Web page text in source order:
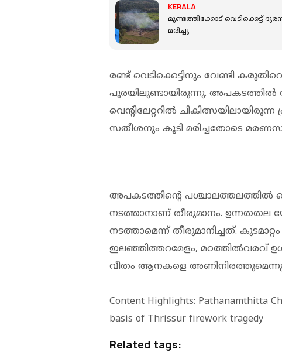
KERALA
മുണ്ടത്തിക്കോട് വെടിക്കെട്ട്
മരിച്ചു
രണ്ട് വെടിക്കെട്ടിനും വേണ്ടി
പുരയിലുണ്ടായിരുന്നു. അപകടത്തില്‍
വെന്റിലേറ്ററില്‍
സതീശനും കൂടി മരിച്ചതോടെ
അപകടത്തിന്റെ പശ്ചാലത്തലത്തില്‍
നടത്താനാണ് തീരുമാനം. ഉന്നതതല
നടത്താമെന്ന് തീരുമാനിച്ചത്.
ഇലഞ്ഞിത്തറമേളം, മഠത്തില്‍വരവ്
വീതം ആനകളെ
Content Highlights: Pathanamthitta
basis of Thrissur firework tragedy
Related tags: